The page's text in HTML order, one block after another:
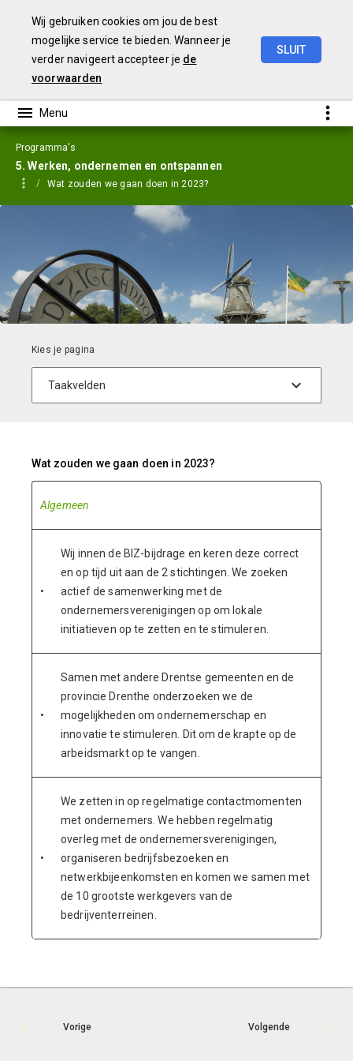
Wij gebruiken cookies om jou de best
mogelijke service te bieden. Wanneer je
verder navigeert accepteer je de
voorwaarden
SLUIT
Programma's
5. Werken, ondernemen en ontspannen
Wat zouden we gaan doen in 2023?
Wat zouden we gaan doen in 2023?
Algemeen
•
Wij innen de BIZ-bijdrage en keren deze correct
en op tijd uit aan de 2 stichtingen. We zoeken
actief de samenwerking met de
ondernemersverenigingen op om lokale
initiatieven op te zetten en te stimuleren.
•
Samen met andere Drentse gemeenten en de
provincie Drenthe onderzoeken we de
mogelijkheden om ondernemerschap en
innovatie te stimuleren. Dit om de krapte op de
arbeidsmarkt op te vangen.
•
We zetten in op regelmatige contactmomenten
met ondernemers. We hebben regelmatig
overleg met de ondernemersverenigingen,
organiseren bedrijfsbezoeken en
netwerkbijeenkomsten en komen we samen met
de 10 grootste werkgevers van de
bedrijventerreinen.
Vorige Volgende